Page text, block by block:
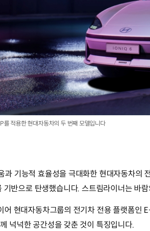
적용한 현대자동차의 두 번째 모델입니다
과 기능적 효율성을 극대화한 현대자동차의
반으로 탄생했습니다. 스트림라이너는 바
현대자동차그룹의 전기차 전용 플랫폼인
넉넉한 공간성을 갖춘 것이 특징입니다.